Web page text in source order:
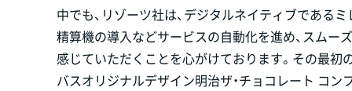
中でも、リゾーツ社は、デジタルネイティブである
精算機の導入などサービスの自動化を進め、スムー
感じていただくことを心がけております。その最初
バスオリジナルデザイン明治ザ・チョコレート コン